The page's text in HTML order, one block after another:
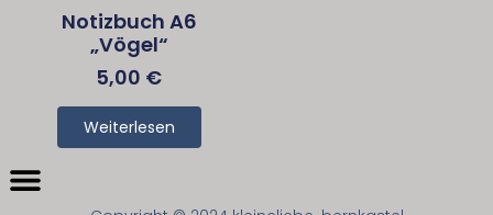
Notizbuch A6
„Vögel“
5,00 €
Weiterlesen
Menü